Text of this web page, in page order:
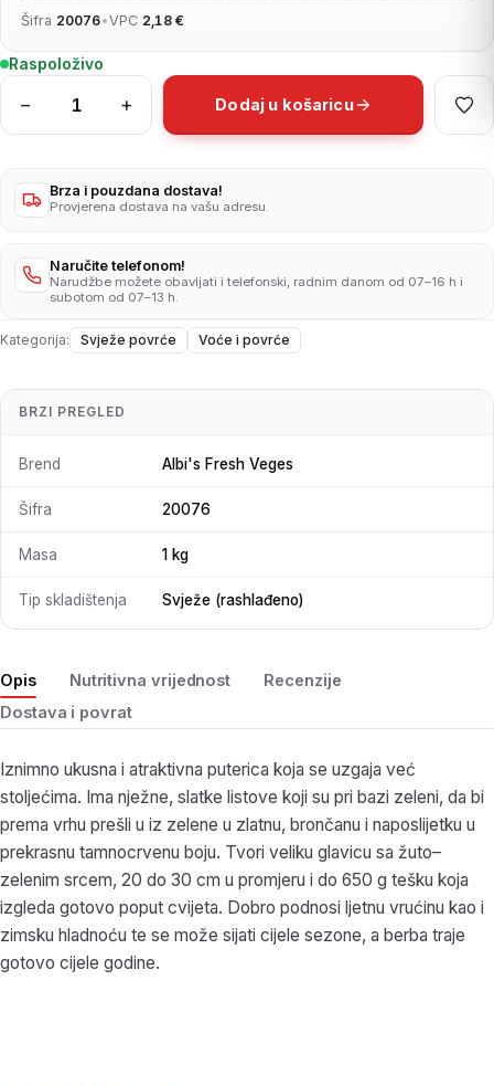
Šifra 20076•VPC 2,18 €
Raspoloživo
−
Salata
Puterica
1kg
količina
+ Dodaj u košaricu
Brza i pouzdana dostava!
Provjerena dostava na vašu adresu.
Naručite telefonom!
Narudžbe možete obavljati i telefonski, radnim danom od 07–16 h i
subotom od 07–13 h.
Kategorija: Svježe povrće Voće i povrće
Opis Nutritivna vrijednost
Recenzije
Dostava i povrat
Iznimno ukusna i atraktivna puterica koja se uzgaja već
stoljećima. Ima nježne, slatke listove koji su pri bazi zeleni, da bi
prema vrhu prešli u iz zelene u zlatnu, brončanu i naposlijetku u
prekrasnu tamnocrvenu boju. Tvori veliku glavicu sa žuto–
zelenim srcem, 20 do 30 cm u promjeru i do 650 g tešku koja
izgleda gotovo poput cvijeta. Dobro podnosi ljetnu vrućinu kao i
zimsku hladnoću te se može sijati cijele sezone, a berba traje
gotovo cijele godine.
BRZI PREGLED
Brend Albi's Fresh Veges
Šifra 20076
Masa 1 kg
Tip skladištenja Svježe (rashlađeno)